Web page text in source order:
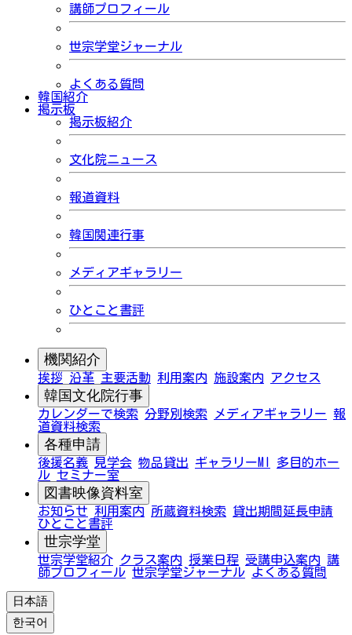
講師プロフィール
世宗学堂ジャーナル
よくある質問
韓国紹介
掲示板
掲示板紹介
文化院ニュース
報道資料
韓国関連行事
メディアギャラリー
ひとこと書評
機関紹介
挨拶 沿革 主要活動 利用案内 施設案内 アクセス
韓国文化院行事
カレンダーで検索 分野別検索 メディアギャラリー 報
道資料検索
各種申請
後援名義 見学会 物品貸出 ギャラリーMI
多目的ホー
ル セミナー室
図書映像資料室
お知らせ 利用案内 所蔵資料検索
貸出期間延長申請
ひとこと書評
世宗学堂
世宗学堂紹介 クラス案内 授業日程 受講申込案内 講
師プロフィール 世宗学堂ジャーナル よくある質問
日本語
한국어